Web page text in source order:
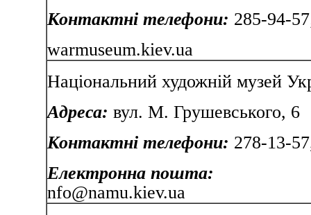
Контактні телефони: 285-94-
warmuseum.kiev.ua
Національний художній музей
Адреса: вул. М.
Контактні телефони: 278-13-
Електронна пошта:
nfo@namu.kiev.ua